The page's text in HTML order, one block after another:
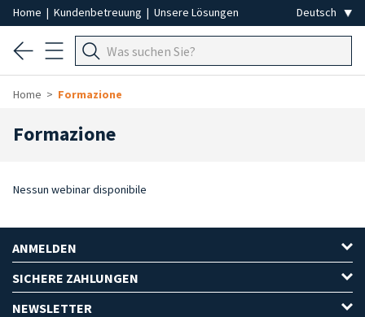
Home | Kundenbetreuung | Unsere Lösungen
Home Formazione
Formazione
Nessun webinar disponibile
ANMELDEN
SICHERE ZAHLUNGEN
NEWSLETTER